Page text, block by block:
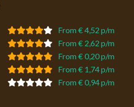
From € 4,52 p/m
From € 2,62 p/m
From € 0,20 p/m
From € 1,74 p/m
From € 0,94 p/m